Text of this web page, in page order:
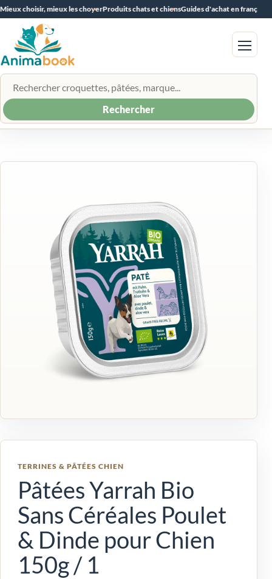
Mieux choisir, mieux les choyerProduits chats et chiensGuides d'achat en français
Rechercher un produit
Rechercher
Menu
TERRINES & PÂTÉES CHIEN
Pâtées Yarrah Bio
Sans Céréales Poulet
& Dinde pour Chien
150g / 1